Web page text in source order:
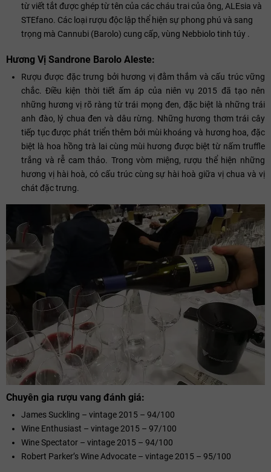
từ viết tắt được ghép từ tên của các cháu trai của ông, ALEsia và
STEfano. Các loại rượu độc lập thể hiện sự phong phú và sang
trọng mà Cannubi (Barolo) cung cấp, vùng Nebbiolo tinh túy .
Hương Vị Sandrone Barolo Aleste:
Rượu được đặc trưng bởi hương vị đằm thắm và cấu trúc vững
chắc. Điều kiện thời tiết ấm áp của niên vụ 2015 đã tạo nên
những hương vị rõ ràng từ trái mọng đen, đặc biệt là những trái
anh đào, lý chua đen và dâu rừng. Những hương thơm trái cây
tiếp tục được phát triển thêm bởi mùi khoáng và hương hoa, đặc
biệt là hoa hồng trà lai cùng mùi hương được biệt từ nấm truffle
trắng và rễ cam thảo. Trong vòm miệng, rượu thể hiện những
hương vị hài hoà, có cấu trúc cùng sự hài hoà giữa vị chua và vị
chát đặc trưng.
Chuyên gia rượu vang đánh giá:
James Suckling – vintage 2015 – 94/100
Wine Enthusiast – vintage 2015 – 97/100
Wine Spectator – vintage 2015 – 94/100
Robert Parker’s Wine Advocate – vintage 2015 – 95/100